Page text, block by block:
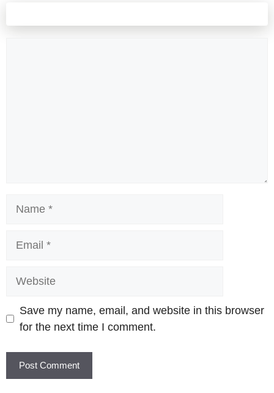
Save my name, email, and website in this browser
for the next time I comment.